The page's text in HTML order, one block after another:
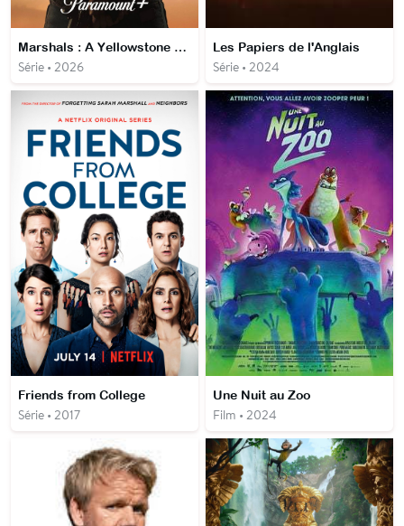
Marshals : A Yellowstone story
Série • 2026
Les Papiers de l'Anglais
Série • 2024
Friends from College
Série • 2017
Une Nuit au Zoo
Film • 2024